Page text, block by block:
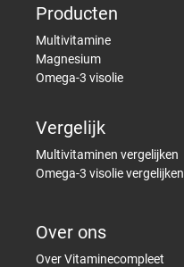
Producten
Multivitamine
Magnesium
Omega-3 visolie
Vergelijk
Multivitaminen vergelijken
Omega-3 visolie vergelijken
Over ons
Over Vitaminecompleet